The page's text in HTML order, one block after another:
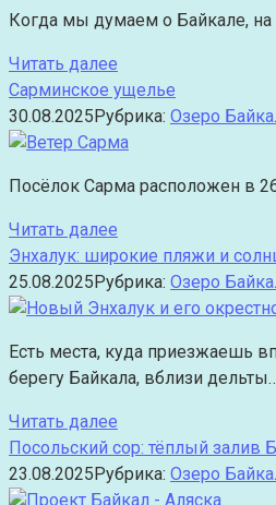
Когда мы думаем о Байкале, на
Читать далее
Сарминское ущелье
30.08.2025Рубрика: Озеро
Посёлок Сарма расположен в
Читать далее
Энхалук: широкие пляжи и
25.08.2025Рубрика: Озеро
Есть места, куда приезжаешь
берегу Байкала, вблизи
Читать далее
Посольский сор: тёплый залив
23.08.2025Рубрика: Озеро